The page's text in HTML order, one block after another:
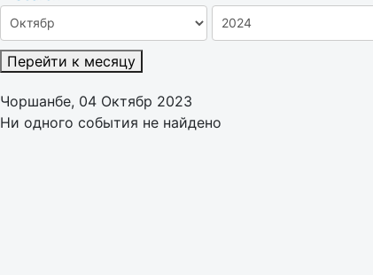
Перейти к месяцу
Чоршанбе, 04 Октябр 2023
Ни одного события не найдено